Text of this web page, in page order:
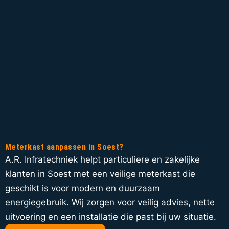
Meterkast aanpassen in Soest?
A.R. Infratechniek helpt particuliere en zakelijke
klanten in Soest met een veilige meterkast die
geschikt is voor modern en duurzaam
energiegebruik. Wij zorgen voor veilig advies, nette
uitvoering en een installatie die past bij uw situatie.